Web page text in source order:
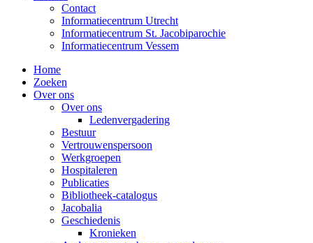
Contact
Informatiecentrum Utrecht
Informatiecentrum St. Jacobiparochie
Informatiecentrum Vessem
Home
Zoeken
Over ons
Over ons
Ledenvergadering
Bestuur
Vertrouwenspersoon
Werkgroepen
Hospitaleren
Publicaties
Bibliotheek-catalogus
Jacobalia
Geschiedenis
Kronieken